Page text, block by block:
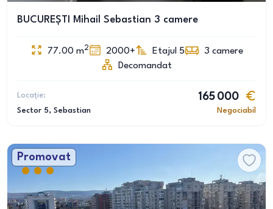
BUCUREȘTI Mihail Sebastian 3 camere
77.00 m2 2000+ Etajul 5 3 camere
Decomandat
Locație:
Sector 5, Sebastian
165 000
Negociabil
Promovat